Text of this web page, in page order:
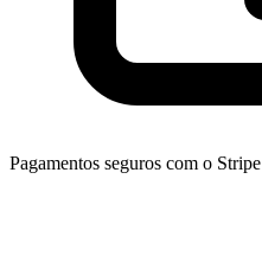
Pagamentos seguros com o Stripe